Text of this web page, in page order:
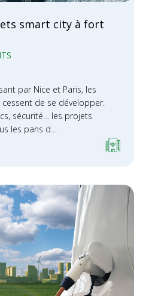
smart city à fort
par Nice et Paris, les
de se développer.
sécurité… les projets
les pans d…